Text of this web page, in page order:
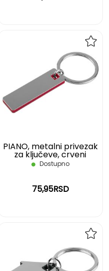
PIANO, metalni privezak
za ključeve, crveni
Dostupno
75,95RSD
NA
NA